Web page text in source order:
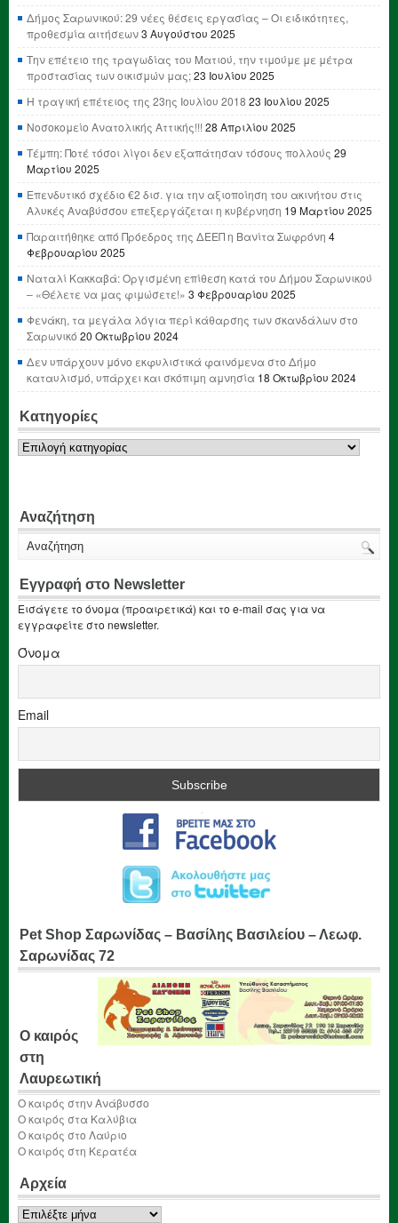
Δήμος Σαρωνικού: 29 νέες θέσεις εργασίας – Οι ειδικότητες,
προθεσμία αιτήσεων3 Αυγούστου 2025
Την επέτειο της τραγωδίας του Ματιού, την τιμούμε με μέτρα
προστασίας των οικισμών μας;23 Ιουλίου 2025
Η τραγική επέτειος της 23ης Ιουλίου 2018 23 Ιουλίου 2025
Νοσοκομείο Ανατολικής Αττικής!!! 28 Απριλίου 2025
Τέμπη: Ποτέ τόσοι λίγοι δεν εξαπάτησαν τόσους πολλούς 29
Μαρτίου 2025
Επενδυτικό σχέδιο €2 δισ. για την αξιοποίηση του ακινήτου στις
Αλυκές Αναβύσσου επεξεργάζεται η κυβέρνηση 19 Μαρτίου 2025
Παραιτήθηκε από Πρόεδρος της ΔΕΕΠ η Βανίτα Σωφρόνη 4
Φεβρουαρίου 2025
Ναταλί Κακκαβά: Οργισμένη επίθεση κατά του Δήμου Σαρωνικού
– «Θέλετε να μας φιμώσετε!» 3 Φεβρουαρίου 2025
Φενάκη, τα μεγάλα λόγια περί κάθαρσης των σκανδάλων στο
Σαρωνικό 20 Οκτωβρίου 2024
Δεν υπάρχουν μόνο εκφυλιστικά φαινόμενα στο Δήμο
καταυλισμό, υπάρχει και σκόπιμη αμνησία 18 Οκτωβρίου 2024
Κατηγορίες
Κατηγορίες
Αναζήτηση
Εγγραφή στο Newsletter
Εισάγετε το όνομα (προαιρετικά) και το e-mail σας για να
εγγραφείτε στο newsletter.
Όνομα
Email
Pet Shop Σαρωνίδας – Βασίλης Βασιλείου – Λεωφ.
Σαρωνίδας 72
Ο καιρός
στη
Λαυρεωτική
Ο καιρός στην Ανάβυσσο
Ο καιρός στα Καλύβια
Ο καιρός στο Λαύριο
Ο καιρός στη Κερατέα
Αρχεία
Αρχεία